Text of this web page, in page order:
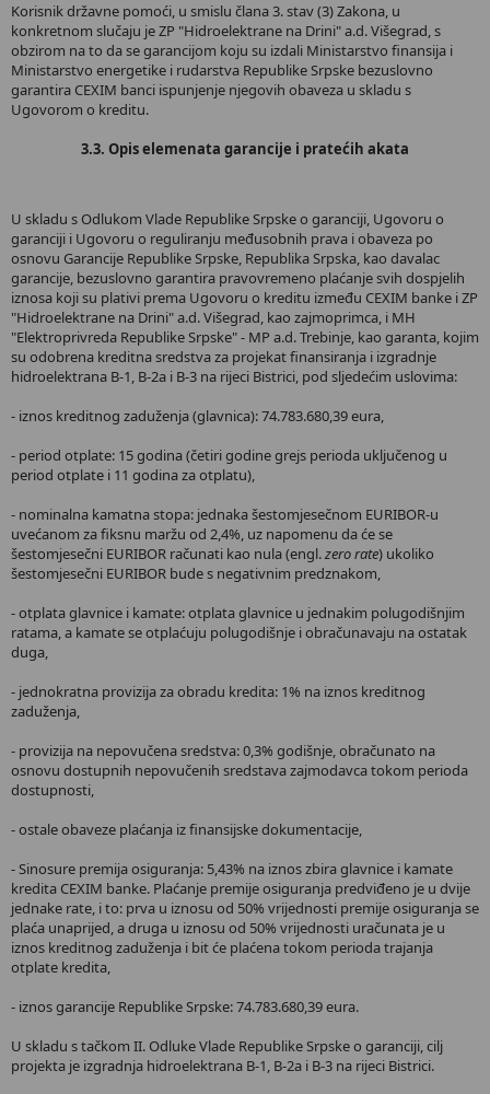
Korisnik državne pomoći, u smislu člana 3. stav (3) Zakona, u
konkretnom slučaju je ZP "Hidroelektrane na Drini" a.d. Višegrad, s
obzirom na to da se garancijom koju su izdali Ministarstvo finansija i
Ministarstvo energetike i rudarstva Republike Srpske bezuslovno
garantira CEXIM banci ispunjenje njegovih obaveza u skladu s
Ugovorom o kreditu.
3.3. Opis elemenata garancije i pratećih akata
U skladu s Odlukom Vlade Republike Srpske o garanciji, Ugovoru o
garanciji i Ugovoru o reguliranju međusobnih prava i obaveza po
osnovu Garancije Republike Srpske, Republika Srpska, kao davalac
garancije, bezuslovno garantira pravovremeno plaćanje svih dospjelih
iznosa koji su plativi prema Ugovoru o kreditu između CEXIM banke i ZP
"Hidroelektrane na Drini" a.d. Višegrad, kao zajmoprimca, i MH
"Elektroprivreda Republike Srpske" - MP a.d. Trebinje, kao garanta, kojim
su odobrena kreditna sredstva za projekat finansiranja i izgradnje
hidroelektrana B-1, B-2a i B-3 na rijeci Bistrici, pod sljedećim uslovima:
- iznos kreditnog zaduženja (glavnica): 74.783.680,39 eura,
- period otplate: 15 godina (četiri godine grejs perioda uključenog u
period otplate i 11 godina za otplatu),
- nominalna kamatna stopa: jednaka šestomjesečnom EURIBOR-u
uvećanom za fiksnu maržu od 2,4%, uz napomenu da će se
šestomjesečni EURIBOR računati kao nula (engl.zero rate) ukoliko
šestomjesečni EURIBOR bude s negativnim predznakom,
- otplata glavnice i kamate: otplata glavnice u jednakim polugodišnjim
ratama, a kamate se otplaćuju polugodišnje i obračunavaju na ostatak
duga,
- jednokratna provizija za obradu kredita: 1% na iznos kreditnog
zaduženja,
- provizija na nepovučena sredstva: 0,3% godišnje, obračunato na
osnovu dostupnih nepovučenih sredstava zajmodavca tokom perioda
dostupnosti,
- ostale obaveze plaćanja iz finansijske dokumentacije,
- Sinosure premija osiguranja: 5,43% na iznos zbira glavnice i kamate
kredita CEXIM banke. Plaćanje premije osiguranja predviđeno je u dvije
jednake rate, i to: prva u iznosu od 50% vrijednosti premije osiguranja se
plaća unaprijed, a druga u iznosu od 50% vrijednosti uračunata je u
iznos kreditnog zaduženja i bit će plaćena tokom perioda trajanja
otplate kredita,
- iznos garancije Republike Srpske: 74.783.680,39 eura.
U skladu s tačkom II. Odluke Vlade Republike Srpske o garanciji, cilj
projekta je izgradnja hidroelektrana B-1, B-2a i B-3 na rijeci Bistrici.